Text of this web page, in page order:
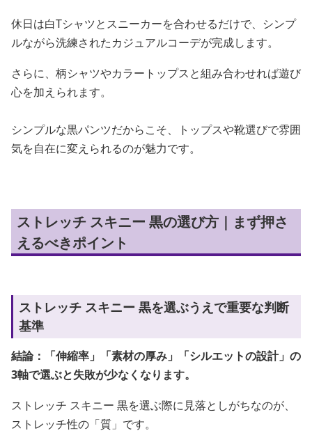
休日は白Tシャツとスニーカーを合わせるだけで、シンプ
ルながら洗練されたカジュアルコーデが完成します。
さらに、柄シャツやカラートップスと組み合わせれば遊び
心を加えられます。
シンプルな黒パンツだからこそ、トップスや靴選びで雰囲
気を自在に変えられるのが魅力です。
ストレッチ スキニー 黒の選び方｜まず押さ
えるべきポイント
ストレッチ スキニー 黒を選ぶうえで重要な判断
基準
結論：「伸縮率」「素材の厚み」「シルエットの設計」の
3軸で選ぶと失敗が少なくなります。
ストレッチ スキニー 黒を選ぶ際に見落としがちなのが、
ストレッチ性の「質」です。